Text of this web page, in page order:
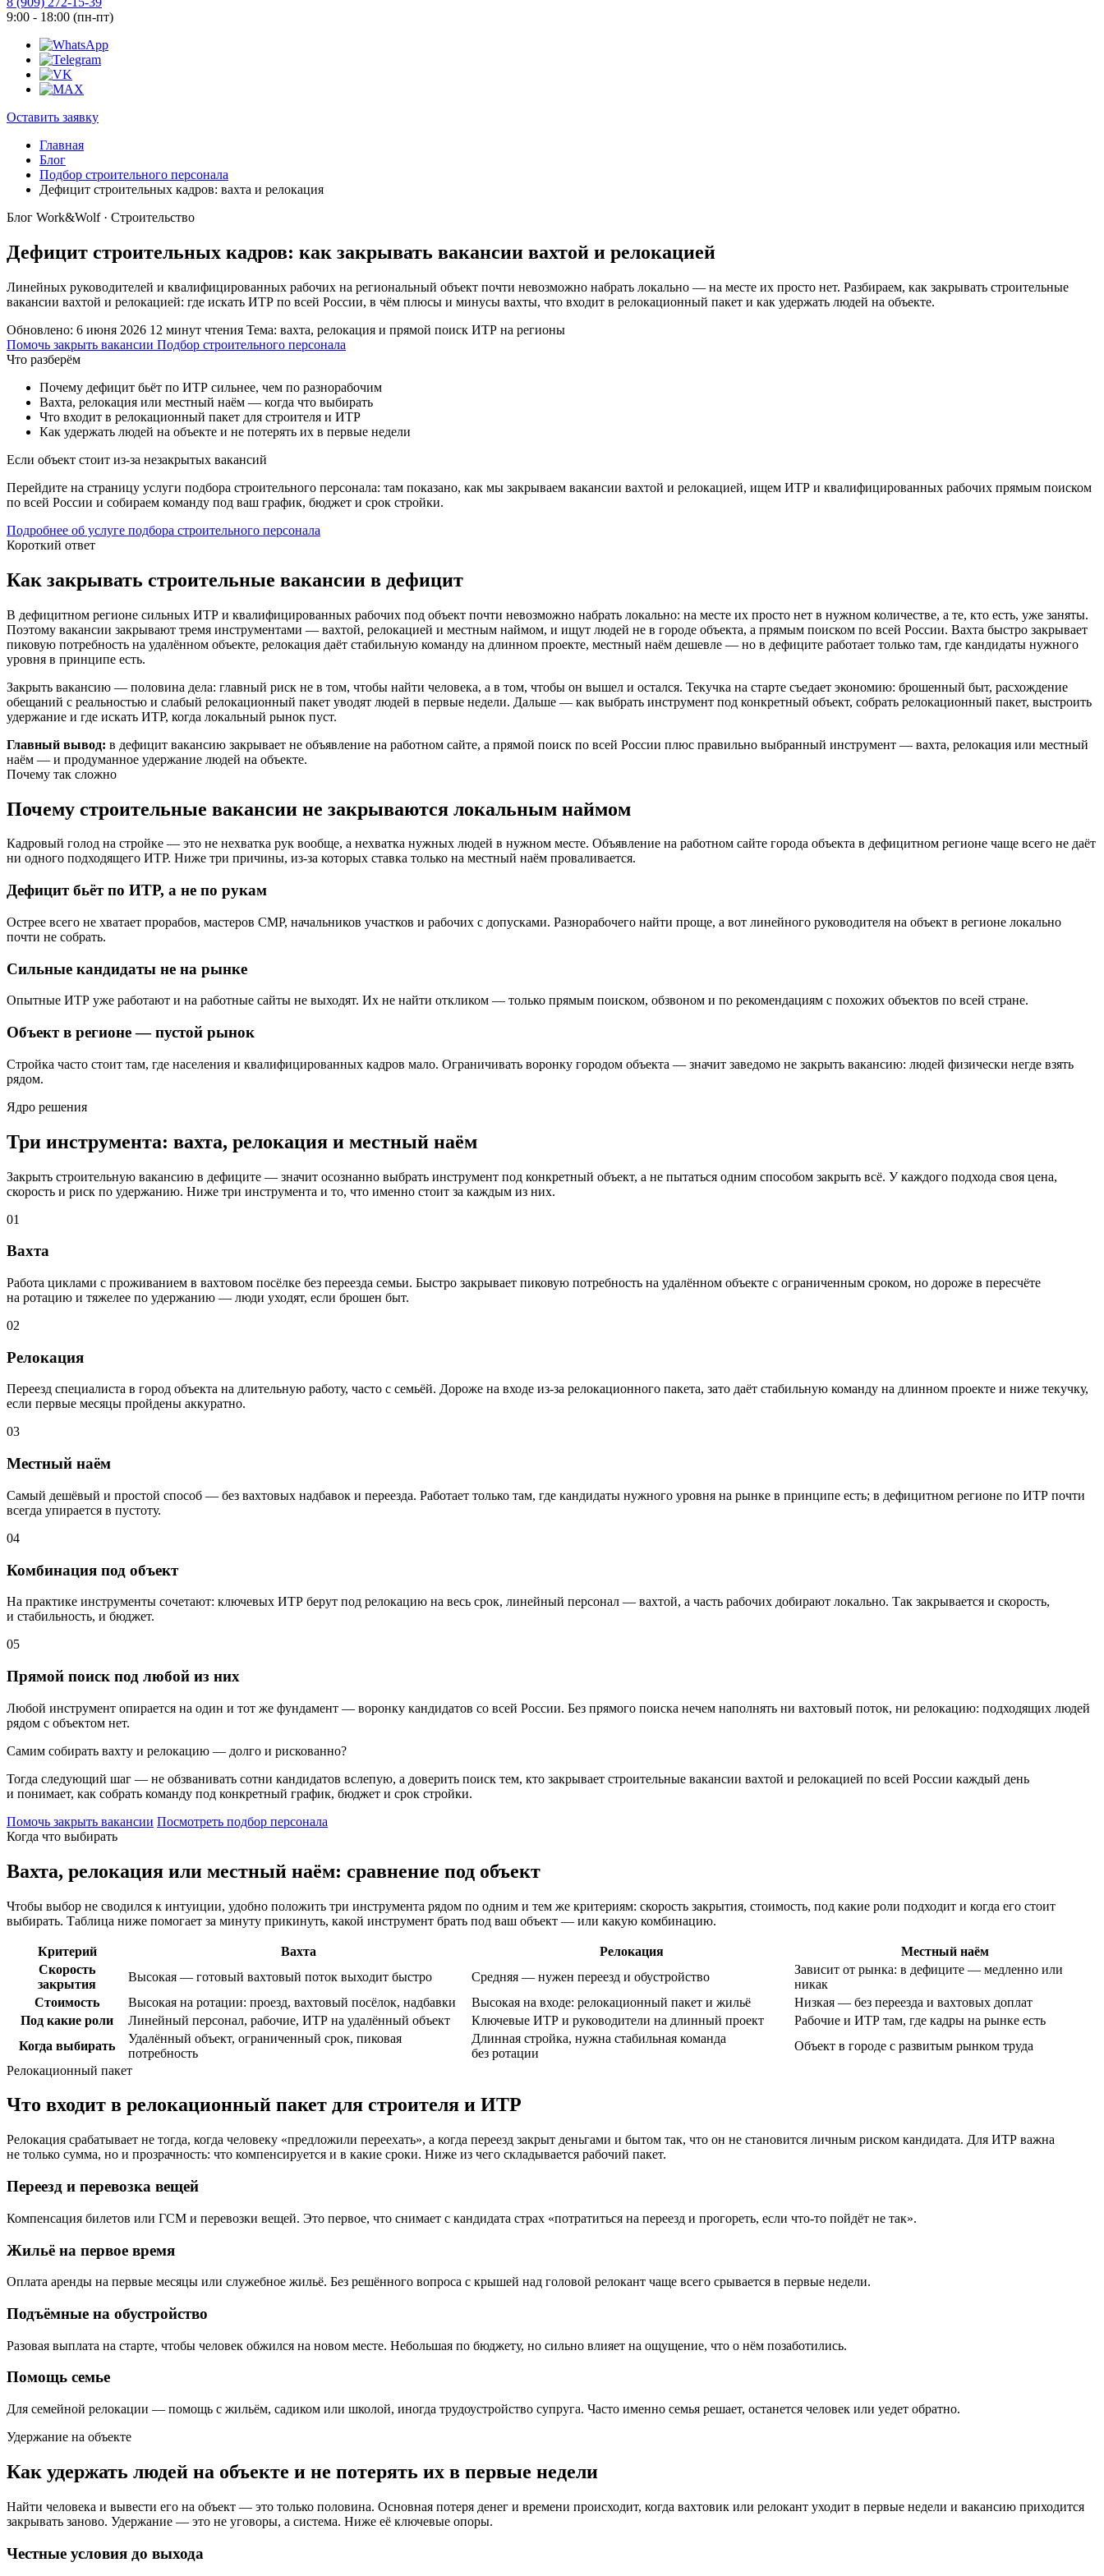
9:00 - 18:00 (пн-пт)
Оставить заявку
Главная
Блог
Подбор строительного персонала
Дефицит строительных кадров: вахта и релокация
Блог Work&Wolf · Строительство
Дефицит строительных кадров: как закрывать вакансии вахтой и релокацией
Линейных руководителей и квалифицированных рабочих на региональный объект почти невозможно набрать локально — на месте их просто нет. Разбираем, как закрывать строительные
вакансии вахтой и релокацией: где искать ИТР по всей России, в чём плюсы и минусы вахты, что входит в релокационный пакет и как удержать людей на объекте.
Обновлено: 6 июня 2026 12 минут чтения Тема: вахта, релокация и прямой поиск ИТР на регионы
Помочь закрыть вакансии Подбор строительного персонала
Что разберём
Почему дефицит бьёт по ИТР сильнее, чем по разнорабочим
Вахта, релокация или местный наём — когда что выбирать
Что входит в релокационный пакет для строителя и ИТР
Как удержать людей на объекте и не потерять их в первые недели
Если объект стоит из-за незакрытых вакансий
Перейдите на страницу услуги подбора строительного персонала: там показано, как мы закрываем вакансии вахтой и релокацией, ищем ИТР и квалифицированных рабочих прямым поиском
по всей России и собираем команду под ваш график, бюджет и срок стройки.
Подробнее об услуге подбора строительного персонала
Короткий ответ
Как закрывать строительные вакансии в дефицит
В дефицитном регионе сильных ИТР и квалифицированных рабочих под объект почти невозможно набрать локально: на месте их просто нет в нужном количестве, а те, кто есть, уже заняты.
Поэтому вакансии закрывают тремя инструментами — вахтой, релокацией и местным наймом, и ищут людей не в городе объекта, а прямым поиском по всей России. Вахта быстро закрывает
пиковую потребность на удалённом объекте, релокация даёт стабильную команду на длинном проекте, местный наём дешевле — но в дефиците работает только там, где кандидаты нужного
уровня в принципе есть.
Закрыть вакансию — половина дела: главный риск не в том, чтобы найти человека, а в том, чтобы он вышел и остался. Текучка на старте съедает экономию: брошенный быт, расхождение
обещаний с реальностью и слабый релокационный пакет уводят людей в первые недели. Дальше — как выбрать инструмент под конкретный объект, собрать релокационный пакет, выстроить
удержание и где искать ИТР, когда локальный рынок пуст.
Главный вывод: в дефицит вакансию закрывает не объявление на работном сайте, а прямой поиск по всей России плюс правильно выбранный инструмент — вахта, релокация или местный
наём — и продуманное удержание людей на объекте.
Почему так сложно
Почему строительные вакансии не закрываются локальным наймом
Кадровый голод на стройке — это не нехватка рук вообще, а нехватка нужных людей в нужном месте. Объявление на работном сайте города объекта в дефицитном регионе чаще всего не даёт
ни одного подходящего ИТР. Ниже три причины, из-за которых ставка только на местный наём проваливается.
Дефицит бьёт по ИТР, а не по рукам
Острее всего не хватает прорабов, мастеров СМР, начальников участков и рабочих с допусками. Разнорабочего найти проще, а вот линейного руководителя на объект в регионе локально
почти не собрать.
Сильные кандидаты не на рынке
Опытные ИТР уже работают и на работные сайты не выходят. Их не найти откликом — только прямым поиском, обзвоном и по рекомендациям с похожих объектов по всей стране.
Объект в регионе — пустой рынок
Стройка часто стоит там, где населения и квалифицированных кадров мало. Ограничивать воронку городом объекта — значит заведомо не закрыть вакансию: людей физически негде взять
рядом.
Ядро решения
Три инструмента: вахта, релокация и местный наём
Закрыть строительную вакансию в дефиците — значит осознанно выбрать инструмент под конкретный объект, а не пытаться одним способом закрыть всё. У каждого подхода своя цена,
скорость и риск по удержанию. Ниже три инструмента и то, что именно стоит за каждым из них.
01
Вахта
Работа циклами с проживанием в вахтовом посёлке без переезда семьи. Быстро закрывает пиковую потребность на удалённом объекте с ограниченным сроком, но дороже в пересчёте
на ротацию и тяжелее по удержанию — люди уходят, если брошен быт.
02
Релокация
Переезд специалиста в город объекта на длительную работу, часто с семьёй. Дороже на входе из-за релокационного пакета, зато даёт стабильную команду на длинном проекте и ниже текучку,
если первые месяцы пройдены аккуратно.
03
Местный наём
Самый дешёвый и простой способ — без вахтовых надбавок и переезда. Работает только там, где кандидаты нужного уровня на рынке в принципе есть; в дефицитном регионе по ИТР почти
всегда упирается в пустоту.
04
Комбинация под объект
На практике инструменты сочетают: ключевых ИТР берут под релокацию на весь срок, линейный персонал — вахтой, а часть рабочих добирают локально. Так закрывается и скорость,
и стабильность, и бюджет.
05
Прямой поиск под любой из них
Любой инструмент опирается на один и тот же фундамент — воронку кандидатов со всей России. Без прямого поиска нечем наполнять ни вахтовый поток, ни релокацию: подходящих людей
рядом с объектом нет.
Самим собирать вахту и релокацию — долго и рискованно?
Тогда следующий шаг — не обзванивать сотни кандидатов вслепую, а доверить поиск тем, кто закрывает строительные вакансии вахтой и релокацией по всей России каждый день
и понимает, как собрать команду под конкретный график, бюджет и срок стройки.
Помочь закрыть вакансии Посмотреть подбор персонала
Когда что выбирать
Вахта, релокация или местный наём: сравнение под объект
Чтобы выбор не сводился к интуиции, удобно положить три инструмента рядом по одним и тем же критериям: скорость закрытия, стоимость, под какие роли подходит и когда его стоит
выбирать. Таблица ниже помогает за минуту прикинуть, какой инструмент брать под ваш объект — или какую комбинацию.
Критерий Вахта Релокация
Местный наём
Скорость
закрытия
Высокая — готовый вахтовый поток выходит быстро Средняя — нужен переезд и обустройство
Зависит от рынка: в дефиците — медленно или
никак
Стоимость
Высокая на ротации: проезд, вахтовый посёлок, надбавки Высокая на входе: релокационный пакет и жильё
Низкая — без переезда и вахтовых доплат
Под какие роли
Линейный персонал, рабочие, ИТР на удалённый объект Ключевые ИТР и руководители на длинный проект
Рабочие и ИТР там, где кадры на рынке есть
Когда выбирать
Удалённый объект, ограниченный срок, пиковая
потребность
Длинная стройка, нужна стабильная команда
без ротации
Объект в городе с развитым рынком труда
Релокационный пакет
Что входит в релокационный пакет для строителя и ИТР
Релокация срабатывает не тогда, когда человеку «предложили переехать», а когда переезд закрыт деньгами и бытом так, что он не становится личным риском кандидата. Для ИТР важна
не только сумма, но и прозрачность: что компенсируется и в какие сроки. Ниже из чего складывается рабочий пакет.
Переезд и перевозка вещей
Компенсация билетов или ГСМ и перевозки вещей. Это первое, что снимает с кандидата страх «потратиться на переезд и прогореть, если что-то пойдёт не так».
Жильё на первое время
Оплата аренды на первые месяцы или служебное жильё. Без решённого вопроса с крышей над головой релокант чаще всего срывается в первые недели.
Подъёмные на обустройство
Разовая выплата на старте, чтобы человек обжился на новом месте. Небольшая по бюджету, но сильно влияет на ощущение, что о нём позаботились.
Помощь семье
Для семейной релокации — помощь с жильём, садиком или школой, иногда трудоустройство супруга. Часто именно семья решает, останется человек или уедет обратно.
Удержание на объекте
Как удержать людей на объекте и не потерять их в первые недели
Найти человека и вывести его на объект — это только половина. Основная потеря денег и времени происходит, когда вахтовик или релокант уходит в первые недели и вакансию приходится
закрывать заново. Удержание — это не уговоры, а система. Ниже её ключевые опоры.
Честные условия до выхода